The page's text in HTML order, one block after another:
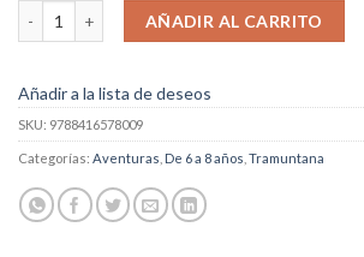
Chloe Y El León cantidad
AÑADIR AL CARRITO
Añadir a la lista de deseos
SKU: 9788416578009
Categorías: Aventuras De 6 a 8 años Tramuntana